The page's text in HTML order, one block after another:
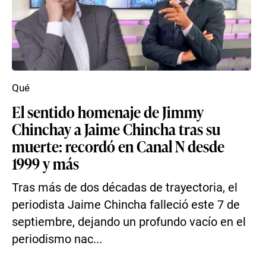
El sentido homenaje de Jimmy
Chinchay a Jaime Chincha tras su
muerte: recordó en Canal N desde
1999 y más
Tras más de dos décadas de trayectoria, el
periodista Jaime Chincha falleció este 7 de
septiembre, dejando un profundo vacío en el
periodismo nac...
Qué